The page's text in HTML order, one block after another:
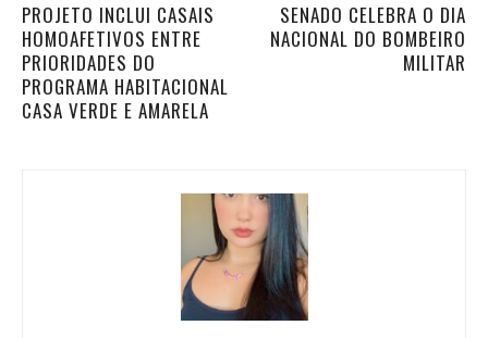
PROJETO INCLUI CASAIS
HOMOAFETIVOS ENTRE
PRIORIDADES DO
PROGRAMA HABITACIONAL
CASA VERDE E AMARELA
SENADO CELEBRA O DIA
NACIONAL DO BOMBEIRO
MILITAR